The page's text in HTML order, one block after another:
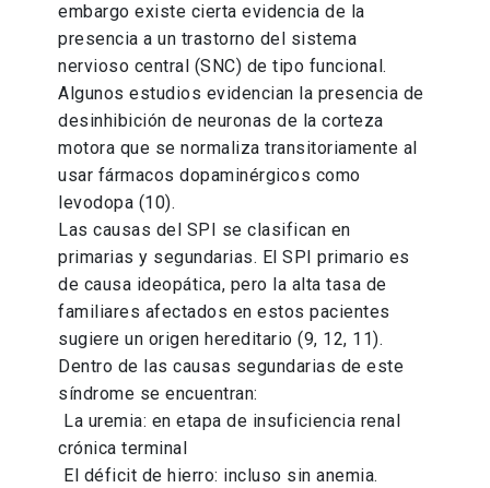
embargo existe cierta evidencia de la
presencia a un trastorno del sistema
nervioso central (SNC) de tipo funcional.
Algunos estudios evidencian la presencia de
desinhibición de neuronas de la corteza
motora que se normaliza transitoriamente al
usar fármacos dopaminérgicos como
levodopa (10).
Las causas del SPI se clasifican en
primarias y segundarias. El SPI primario es
de causa ideopática, pero la alta tasa de
familiares afectados en estos pacientes
sugiere un origen hereditario (9, 12, 11).
Dentro de las causas segundarias de este
síndrome se encuentran:
 La uremia: en etapa de insuficiencia renal
crónica terminal
 El déficit de hierro: incluso sin anemia.